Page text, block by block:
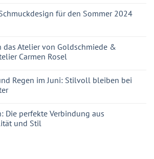
für den Sommer 2024
das Atelier von Goldschmiede &
Carmen Rosel
Regen im Juni: Stilvoll bleiben bei
Die perfekte Verbindung aus
und Stil